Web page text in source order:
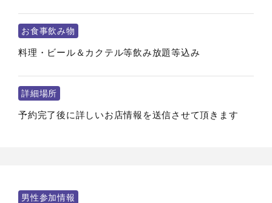
お食事飲み物
料理・ビール＆カクテル等飲み放題等込み
詳細場所
予約完了後に詳しいお店情報を送信させて頂きます
男性参加情報